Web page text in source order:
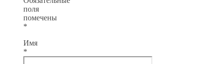
поля
помечены
*
Имя
*